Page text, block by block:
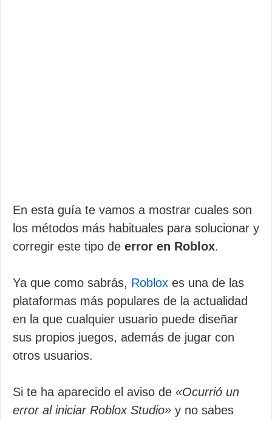
En esta guía te vamos a mostrar cuales son
los métodos más habituales para solucionar y
corregir este tipo de error en Roblox.
Ya que como sabrás, Roblox es una de las
plataformas más populares de la actualidad
en la que cualquier usuario puede diseñar
sus propios juegos, además de jugar con
otros usuarios.
Si te ha aparecido el aviso de «Ocurrió un
error al iniciar Roblox Studio» y no sabes